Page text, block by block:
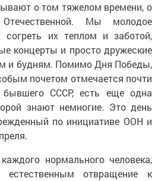
о том тяжелом времени, о
Отечественной. Мы молодое
согреть их теплом и заботой,
концерты и просто дружеские
и будням. Помимо Дня Победы,
почетом отмечается почти
бывшего СССР, есть еще одна
знают немногие. Это день
по инициативе ООН и
нормального человека,
естественным отвращение к